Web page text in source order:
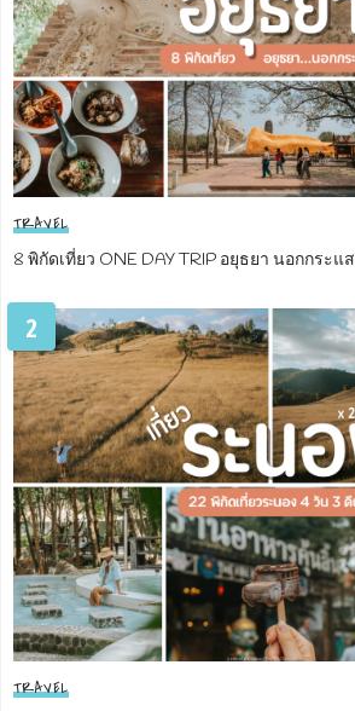
TRAVEL
8 พิกัดเที่ยว ONE DAY TRIP อยุธยา นอกกระแส
2
TRAVEL